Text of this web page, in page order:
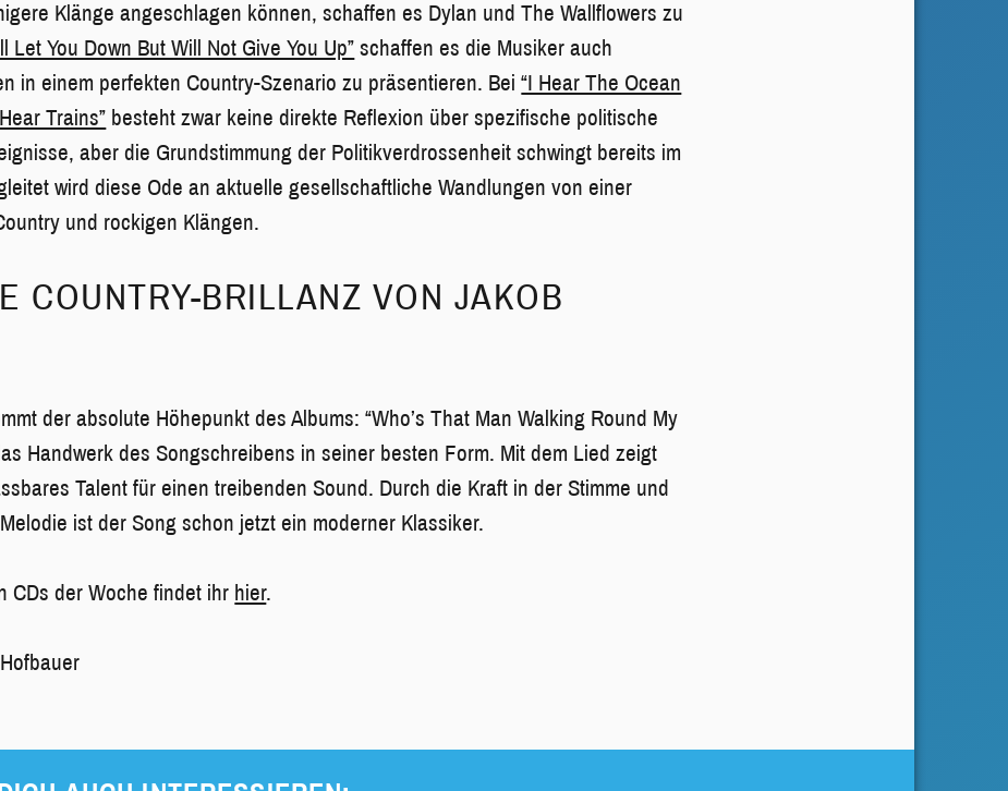
Klänge angeschlagen können, schaffen es Dylan und The Wallflowers zu
Let You Down But Will Not Give You Up” schaffen es die Musiker auch
in einem perfekten Country-Szenario zu präsentieren. Bei“I Hear The Ocean
Trains” besteht zwar keine direkte Reflexion über spezifische politische
aber die Grundstimmung der Politikverdrossenheit schwingt bereits im
wird diese Ode an aktuelle gesellschaftliche Wandlungen von einer
und rockigen Klängen.
COUNTRY-BRILLANZ VON JAKOB
der absolute Höhepunkt des Albums: “Who’s That Man Walking Round My
Handwerk des Songschreibens in seiner besten Form. Mit dem Lied zeigt
Talent für einen treibenden Sound. Durch die Kraft in der Stimme und
ist der Song schon jetzt ein moderner Klassiker.
CDs der Woche findet ihr hier.